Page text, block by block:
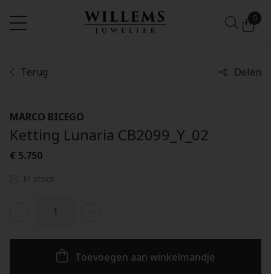
0
Terug Delen
MARCO BICEGO
Ketting Lunaria CB2099_Y_02
€ 5.750
In stock
Toevoegen aan winkelmandje